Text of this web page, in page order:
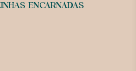
ENCARNADAS